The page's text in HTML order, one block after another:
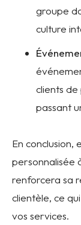
groupe
culture
clients
passant
En
personnalisée
renforcera sa
clientèle, ce
vos services.